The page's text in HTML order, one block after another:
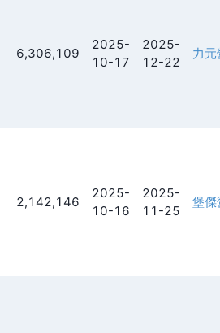
6,306,109
2025-
10-17
2025-
12-22
力
2,142,146
2025-
10-16
2025-
11-25
堡傑